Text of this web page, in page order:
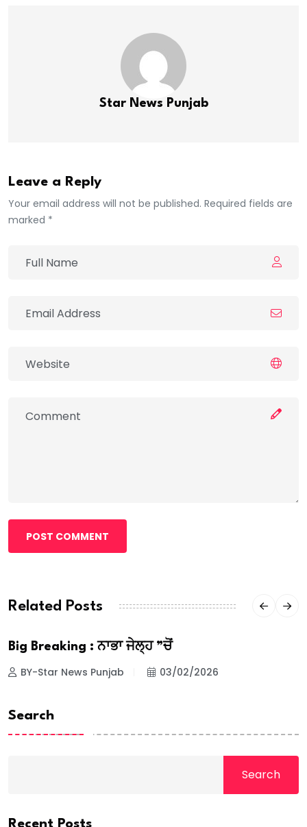
Star News Punjab
Leave a Reply
Your email address will not be published. Required fields are
marked *
POST COMMENT
Related Posts
Big Breaking : ਨਾਭਾ ਜੇਲ੍ਹ ”ਚੋਂ
BY-Star News Punjab 03/02/2026
Search
Search